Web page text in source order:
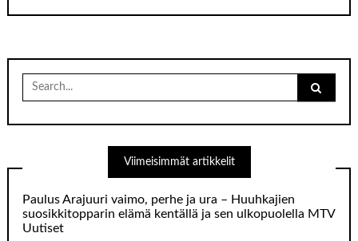
Search
for:
Viimeisimmät artikkelit
Paulus Arajuuri vaimo, perhe ja ura – Huuhkajien
suosikkitopparin elämä kentällä ja sen ulkopuolella MTV
Uutiset